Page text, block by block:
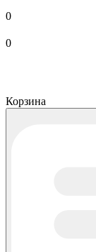
0
0
Корзина